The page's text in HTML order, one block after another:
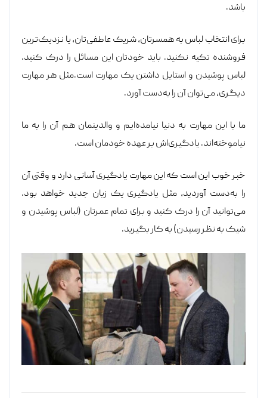
باشد.
برای انتخاب لباس به همسرتان، شریک عاطفی‌تان، یا نزدیک‌ترین
فروشنده تکیه نکنید. باید خودتان این مسائل را درک کنید.
لباس پوشیدن و استایل داشتن یک مهارت است.مثل هر مهارت
دیگری، می‌توان آن را به‌دست آورد.
ما با این مهارت به دنیا نیامده‌ایم و والدینمان هم آن را به ما
نیاموخته‌اند. یادگیری‌اش بر عهده خودمان است.
خبر خوب این است که این مهارت یادگیری آسانی دارد و وقتی آن
را به‌دست آوردید، مثل یادگیری یک زبان جدید خواهد بود.
می‌توانید آن را درک کنید و برای تمام عمرتان (لباس پوشیدن و
شیک به نظر رسیدن) به کار بگیرید.